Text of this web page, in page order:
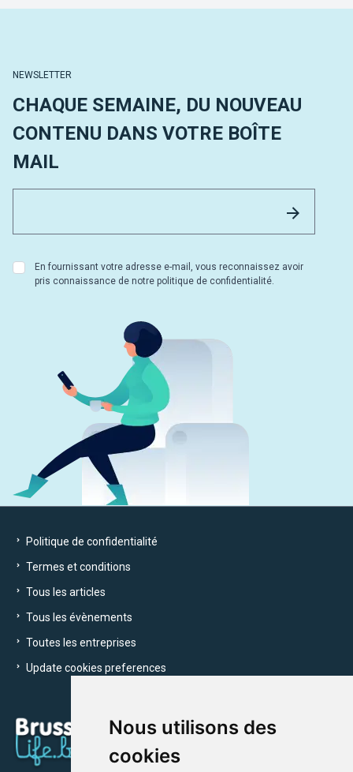
Nous utilisons des
cookies
NEWSLETTER
CHAQUE SEMAINE, DU NOUVEAU
CONTENU DANS VOTRE BOÎTE
MAIL
En fournissant votre adresse e-mail, vous reconnaissez avoir
pris connaissance de notre politique de confidentialité.
Politique de confidentialité
Termes et conditions
Tous les articles
Tous les évènements
Toutes les entreprises
Update cookies preferences